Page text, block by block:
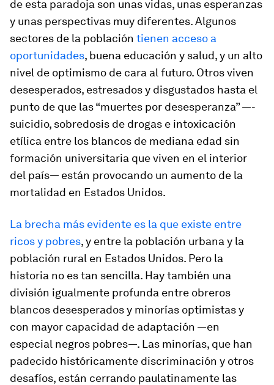
de esta paradoja son unas vidas, unas esperanzas
y unas perspectivas muy diferentes. Algunos
sectores de la población tienen acceso a
oportunidades, buena educación y salud, y un alto
nivel de optimismo de cara al futuro. Otros viven
desesperados, estresados y disgustados hasta el
punto de que las “muertes por desesperanza” —­
suicidio, sobredosis de drogas e intoxicación
etílica entre los blancos de mediana edad sin
formación universitaria que viven en el interior
del país— están provocando un aumento de la
mortalidad en Estados Unidos.
La brecha más evidente es la que existe entre
ricos y pobres, y entre la población urbana y la
población rural en Estados Unidos. Pero la
historia no es tan sencilla. Hay también una
división igualmente profunda entre obreros
blancos desesperados y minorías optimistas y
con mayor capacidad de adaptación —en
especial negros pobres—. Las minorías, que han
padecido históricamente discriminación y otros
desafíos, están cerrando paulatinamente las